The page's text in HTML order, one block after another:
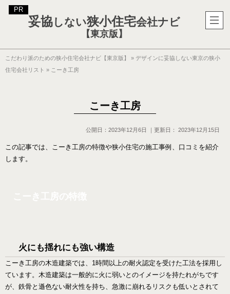
妥協しない狭小住宅会社ナビ
【東京版】
こだわり派のための狭小住宅会社ナビ【東京版】 » デザインに妥協しない東京の狭小
住宅会社リスト » こーき工房
こーき工房
公開日： 2023年12月6日 ｜更新日： 2023年12月15日
この記事では、こーき工房の特徴や狭小住宅の施工事例、口コミを紹介
します。
火にも揺れにも強い構造
こーき工房の木造建築では、1時間以上の耐火認定を受けた工法を採用し
ています。木造建築は一般的に火に弱いとのイメージを持たれがちです
が、鉄骨と遜色ない耐火性を持ち、急激に崩れるリスクも低いとされて